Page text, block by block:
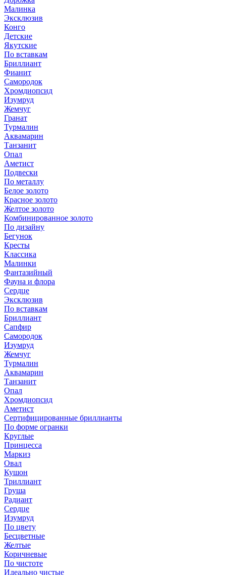
Малинка
Эксклюзив
Конго
Детские
Якутские
По вставкам
Бриллиант
Фианит
Самородок
Хромдиопсид
Изумруд
Жемчуг
Гранат
Турмалин
Аквамарин
Танзанит
Опал
Аметист
Подвески
По металлу
Белое золото
Красное золото
Желтое золото
Комбинированное золото
По дизайну
Бегунок
Кресты
Классика
Малинки
Фантазийный
Фауна и флора
Сердце
Эксклюзив
По вставкам
Бриллиант
Сапфир
Самородок
Изумруд
Жемчуг
Турмалин
Аквамарин
Танзанит
Опал
Хромдиопсид
Аметист
Сертифицированные бриллианты
По форме огранки
Круглые
Принцесса
Маркиз
Овал
Кушон
Триллиант
Груша
Радиант
Сердце
Изумруд
По цвету
Бесцветные
Желтые
Коричневые
По чистоте
Идеально чистые